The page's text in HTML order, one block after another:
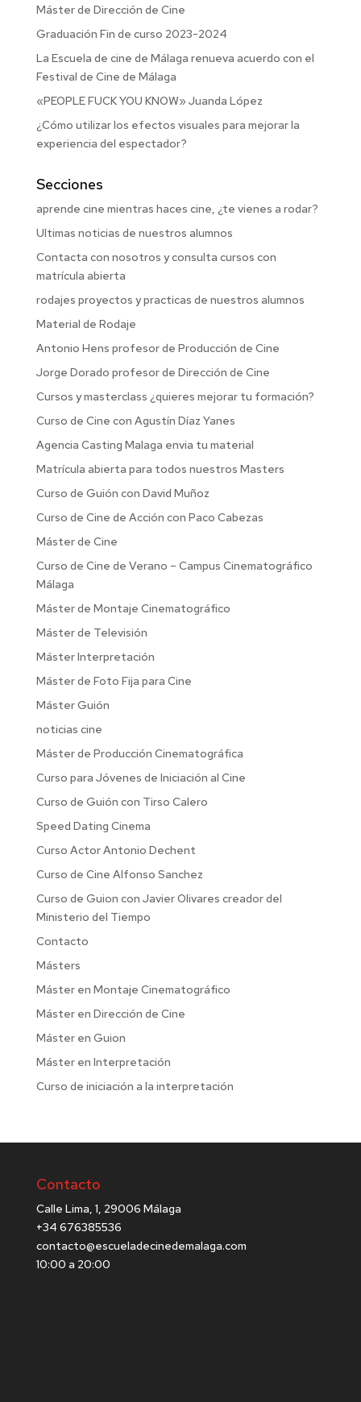
Máster de Dirección de Cine
Graduación Fin de curso 2023-2024
La Escuela de cine de Málaga renueva acuerdo con el
Festival de Cine de Málaga
«PEOPLE FUCK YOU KNOW» Juanda López
¿Cómo utilizar los efectos visuales para mejorar la
experiencia del espectador?
Secciones
aprende cine mientras haces cine, ¿te vienes a rodar?
Ultimas noticias de nuestros alumnos
Contacta con nosotros y consulta cursos con
matrícula abierta
rodajes proyectos y practicas de nuestros alumnos
Material de Rodaje
Antonio Hens profesor de Producción de Cine
Jorge Dorado profesor de Dirección de Cine
Cursos y masterclass ¿quieres mejorar tu formación?
Curso de Cine con Agustín Díaz Yanes
Agencia Casting Malaga envia tu material
Matrícula abierta para todos nuestros Masters
Curso de Guión con David Muñoz
Curso de Cine de Acción con Paco Cabezas
Máster de Cine
Curso de Cine de Verano – Campus Cinematográfico
Málaga
Máster de Montaje Cinematográfico
Máster de Televisión
Máster Interpretación
Máster de Foto Fija para Cine
Máster Guión
noticias cine
Máster de Producción Cinematográfica
Curso para Jóvenes de Iniciación al Cine
Curso de Guión con Tirso Calero
Speed Dating Cinema
Curso Actor Antonio Dechent
Curso de Cine Alfonso Sanchez
Curso de Guion con Javier Olivares creador del
Ministerio del Tiempo
Contacto
Másters
Máster en Montaje Cinematográfico
Máster en Dirección de Cine
Máster en Guion
Máster en Interpretación
Curso de iniciación a la interpretación
Contacto
Calle Lima, 1, 29006 Málaga
+34 676385536
contacto@escueladecinedemalaga.com
10:00 a 20:00